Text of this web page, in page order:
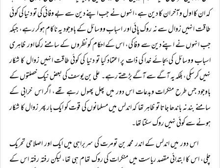
کہ ان کا اول وآخر ان کا دین ہے، انہوں نے جب اپنے دین سے بے وفائی کی تو دنیا کی کوئی
طاقت انہیں زوال سے نہ روک پائی اور اسباب ووسائل کے باوجود یہ ناکام ہوکر رہے، جبکہ
جب انہوں نے اپنے دین سے وفا کی، اس کے احکام کو نظروں کے سامنے رکھا اور ظاہری
اسباب ووسائل کی بجائے خدا کی ذات پر اعتماد کیا تو دنیا کی کوئی طاقت انہیں زوال کا شکار
نہیں کرسکی، بلکہ یہ آگے سے آگے بڑھتے رہے۔ علی بن یوسف کی بعض نیک خصلتوں کے
باوجود جس طرح منکرات وبدعات اس دور میں پھل پھول رہے تھے، اگر اس خرابی کے
سامنے بند نہ باندھا جاتا تو ظاہر تھا کہ اندلس میں مسلمانوں کی قوت کو ایک بار پھر زوال کا شکار
ہونے سے کوئی نہیں روک سکتا تھا۔
اس دور میں اندلس کے اندر محمد بن تومرت کی سربراہی میں ایک اور اصلاحی تحریک
چلی، اس کا ابتدائی مقصد ریاست میں منکرات کی روک تھام ہی تھا، لیکن رفتہ رفتہ اس کے